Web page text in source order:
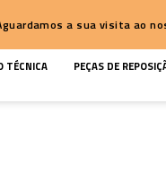
24 36 Aguardamos
INFORMAÇÃO TÉCNICA